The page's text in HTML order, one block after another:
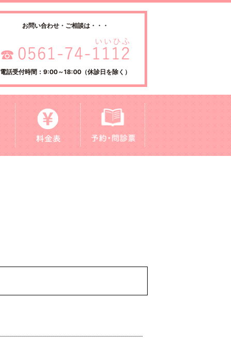
お問い合わせ・ご相談は・・・
電話受付時間：9:00～18:00（休診日を除く）